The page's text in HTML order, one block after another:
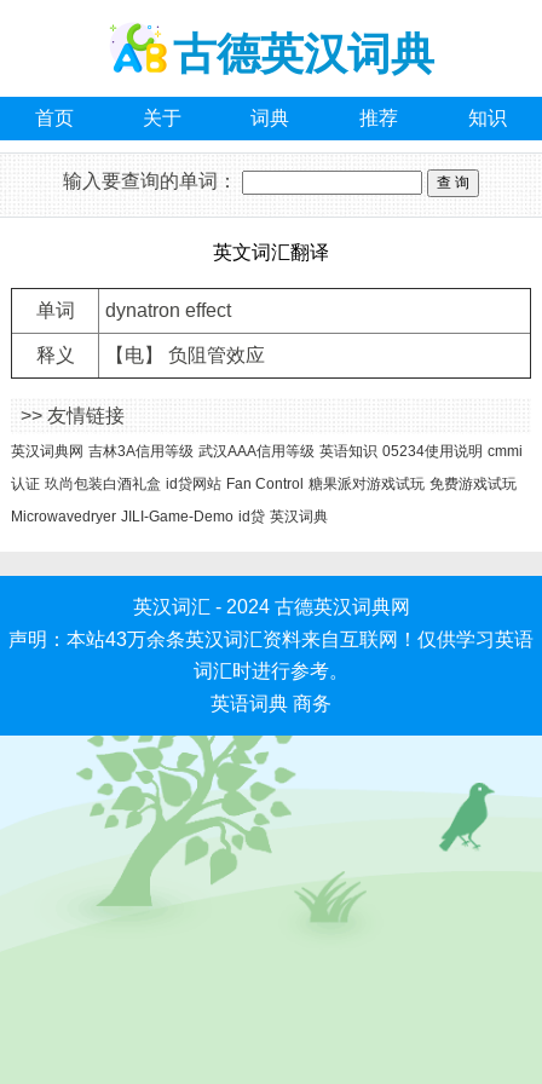
古德英汉词典
首页 关于 词典 推荐 知识
输入要查询的单词：
英文词汇翻译
单词 dynatron effect
释义 【电】 负阻管效应
>> 友情链接
英汉词典网 吉林3A信用等级 武汉AAA信用等级 英语知识 05234使用说明 cmmi
认证 玖尚包装白酒礼盒 id贷网站 Fan Control 糖果派对游戏试玩 免费游戏试玩
Microwavedryer JILI-Game-Demo id贷 英汉词典
英汉词汇 - 2024 古德英汉词典网
声明：本站43万余条英汉词汇资料来自互联网！仅供学习英语
词汇时进行参考。
英语词典 商务